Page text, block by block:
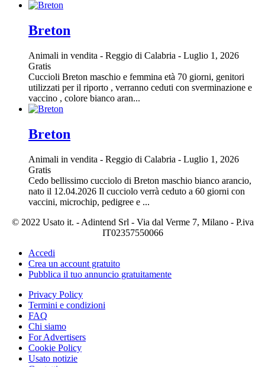
Breton
Animali in vendita - Reggio di Calabria - Luglio 1, 2026
Gratis
Cuccioli Breton maschio e femmina età 70 giorni, genitori
utilizzati per il riporto , verranno ceduti con sverminazione e
vaccino , colore bianco aran...
Breton
Animali in vendita - Reggio di Calabria - Luglio 1, 2026
Gratis
Cedo bellissimo cucciolo di Breton maschio bianco arancio,
nato il 12.04.2026 Il cucciolo verrà ceduto a 60 giorni con
vaccini, microchip, pedigree e ...
© 2022 Usato it. - Adintend Srl - Via dal Verme 7, Milano - P.iva
IT02357550066
Accedi
Crea un account gratuito
Pubblica il tuo annuncio gratuitamente
Privacy Policy
Termini e condizioni
FAQ
Chi siamo
For Advertisers
Cookie Policy
Usato notizie